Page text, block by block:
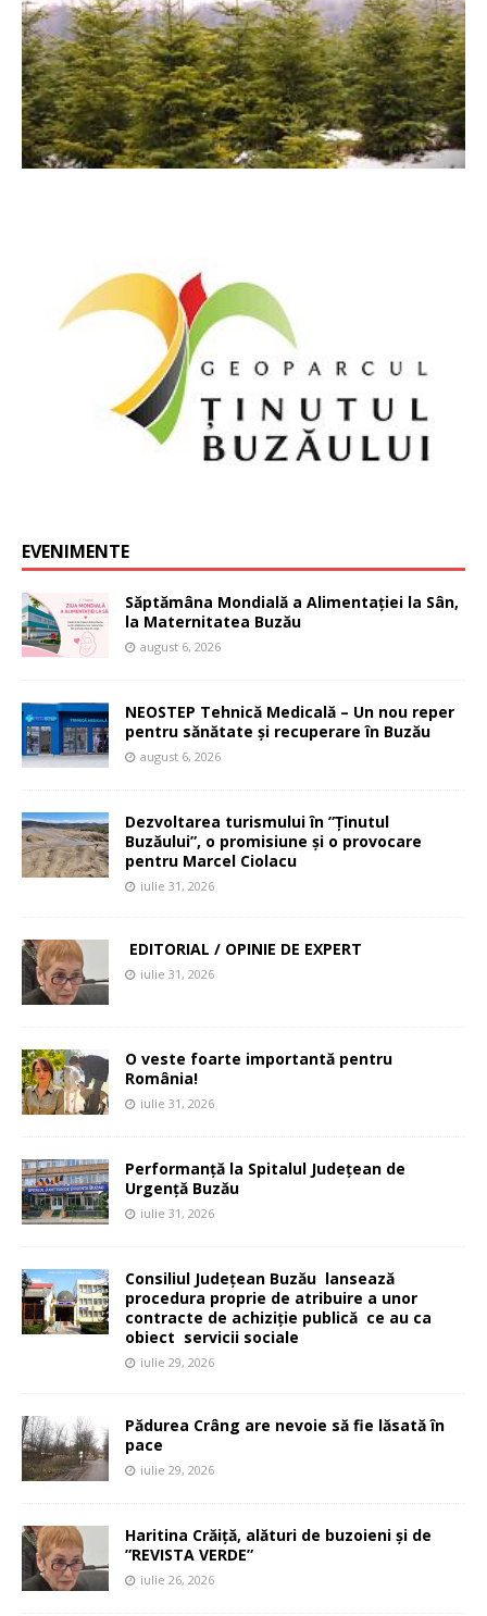
EVENIMENTE
Săptămâna Mondială a Alimentației la Sân,
la Maternitatea Buzău
august 6, 2026
NEOSTEP Tehnică Medicală – Un nou reper
pentru sănătate și recuperare în Buzău
august 6, 2026
Dezvoltarea turismului în ”Ținutul
Buzăului”, o promisiune și o provocare
pentru Marcel Ciolacu
iulie 31, 2026
EDITORIAL / OPINIE DE EXPERT
iulie 31, 2026
O veste foarte importantă pentru
România!
iulie 31, 2026
Performanță la Spitalul Județean de
Urgență Buzău
iulie 31, 2026
Consiliul Județean Buzău lansează
procedura proprie de atribuire a unor
contracte de achiziție publică ce au ca
obiect servicii sociale
iulie 29, 2026
Pădurea Crâng are nevoie să fie lăsată în
pace
iulie 29, 2026
Haritina Crăiță, alături de buzoieni și de
”REVISTA VERDE”
iulie 26, 2026